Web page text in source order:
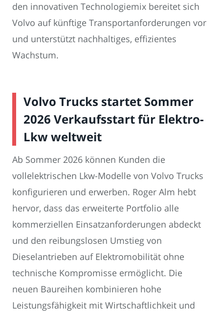
den innovativen Technologiemix bereitet sich
Volvo auf künftige Transportanforderungen vor
und unterstützt nachhaltiges, effizientes
Wachstum.
Volvo Trucks startet Sommer
2026 Verkaufsstart für Elektro-
Lkw weltweit
Ab Sommer 2026 können Kunden die
vollelektrischen Lkw-Modelle von Volvo Trucks
konfigurieren und erwerben. Roger Alm hebt
hervor, dass das erweiterte Portfolio alle
kommerziellen Einsatzanforderungen abdeckt
und den reibungslosen Umstieg von
Dieselantrieben auf Elektromobilität ohne
technische Kompromisse ermöglicht. Die
neuen Baureihen kombinieren hohe
Leistungsfähigkeit mit Wirtschaftlichkeit und